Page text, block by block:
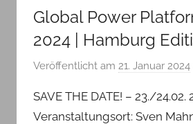
Global Power
2024 | Hamburg
Veröffentlicht am 21. Januar 2024
SAVE THE DATE! – 23./
Veranstaltungsort: Sven